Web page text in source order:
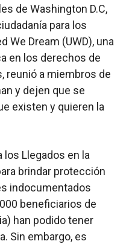
de Washington D.C,
para los
We Dream (UWD), una
en los derechos de
reunió a miembros de
y dejen que se
existen y quieren la
los Llegados en la
brindar protección
indocumentados
beneficiarios de
han podido tener
Sin embargo, es